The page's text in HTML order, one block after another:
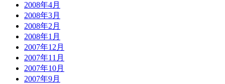
2008年4月
2008年3月
2008年2月
2008年1月
2007年12月
2007年11月
2007年10月
2007年9月